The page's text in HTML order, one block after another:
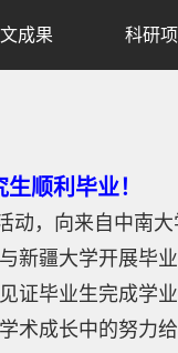
成果 科研
顺利毕业！
动，向来自中南
新疆大学开展毕
证毕业生完成学
术成长中的努力